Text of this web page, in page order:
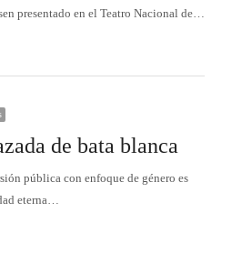
presentado en el Teatro Nacional de…
de bata blanca
pública con enfoque de género es
eterna…